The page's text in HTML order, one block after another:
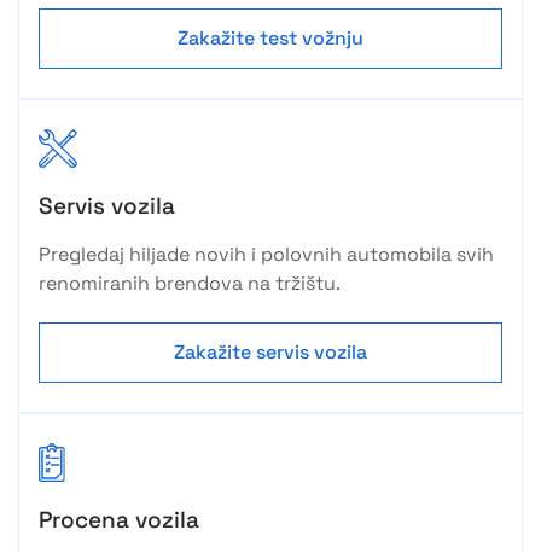
Zakažite test vožnju
Servis vozila
Pregledaj hiljade novih i polovnih automobila svih
renomiranih brendova na tržištu.
Zakažite servis vozila
Procena vozila